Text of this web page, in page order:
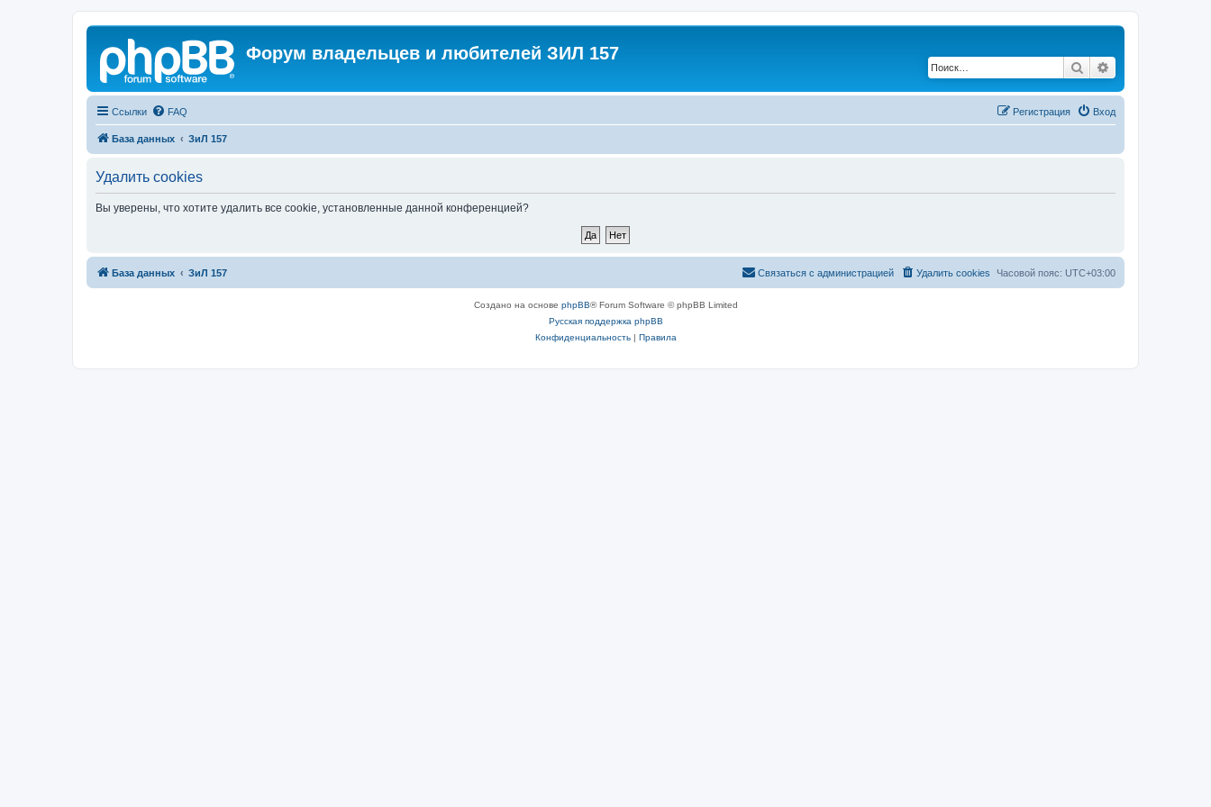
Форум владельцев и любителей ЗИЛ 157
Поиск
Ссылки FAQ Вход
Регистрация
База данных ЗиЛ 157
Удалить cookies
Вы уверены, что хотите удалить все cookie, установленные данной конференцией?
База данных ЗиЛ 157 Часовой пояс: UTC+03:00
Удалить cookies
Связаться с администрацией
Создано на основе phpBB® Forum Software © phpBB Limited
Русская поддержка phpBB
Конфиденциальность| Правила